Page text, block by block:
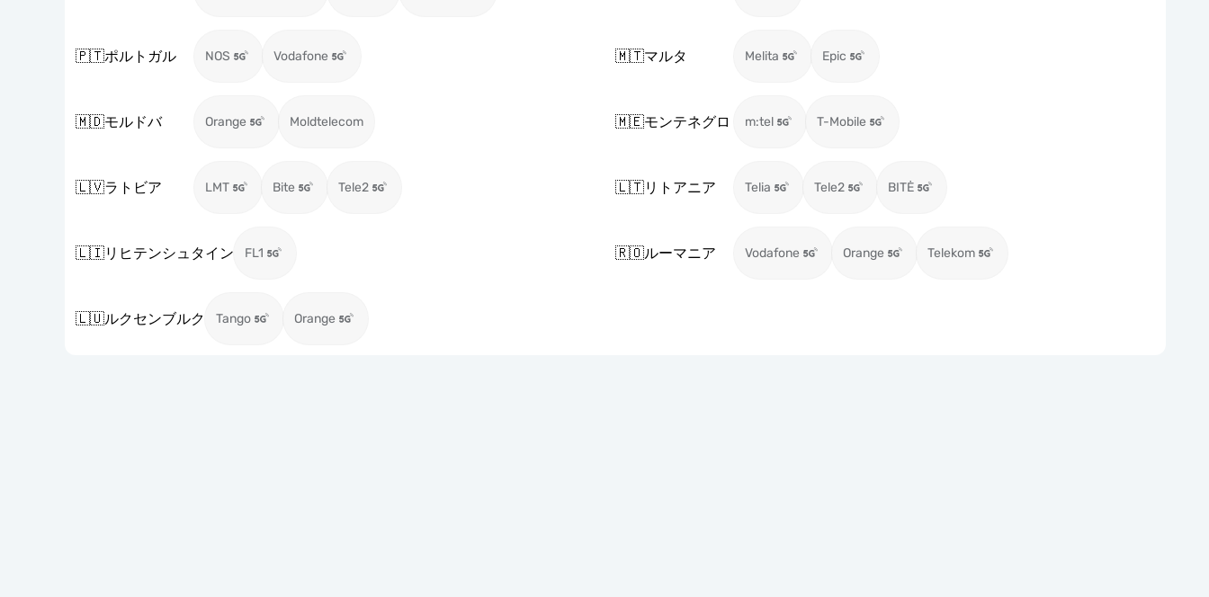
🇵🇹ポルトガル NOS Vodafone 🇲🇹マルタ Melita Epic
🇲🇩モルドバ Orange Moldtelecom 🇲🇪モンテネグロ m:tel T-Mobile
🇱🇻ラトビア LMT Bite Tele2 🇱🇹リトアニア Telia Tele2 BITĖ
🇱🇮リヒテンシュタイン FL1 🇷🇴ルーマニア Vodafone Orange Telekom
🇱🇺ルクセンブルク Tango Orange